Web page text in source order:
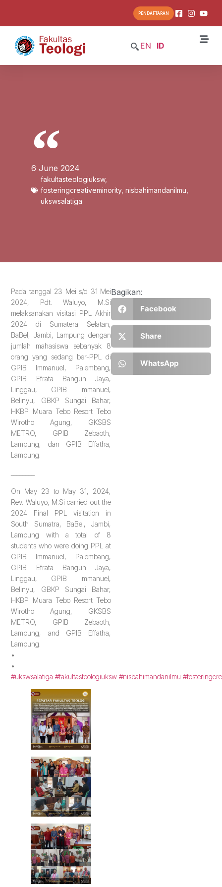
PENDAFTARAN
EN ID
6 June 2024
fakultasteologiuksw,
fosteringcreativeminority, nisbahimandanilmu
ukswsalatiga
Pada tanggal 23 Mei s/d 31 Mei
2024, Pdt. Waluyo, M.Si
melaksanakan visitasi PPL Akhir
2024 di Sumatera Selatan,
BaBel, Jambi, Lampung dengan
jumlah mahasiswa sebanyak 8
orang yang sedang ber-PPL di
GPIB Immanuel, Palembang,
GPIB Efrata Bangun Jaya,
Linggau, GPIB Immanuel,
Belinyu, GBKP Sungai Bahar,
HKBP Muara Tebo Resort Tebo
Wirotho Agung, GKSBS
METRO, GPIB Zebaoth,
Lampung, dan GPIB Effatha,
Lampung.
On May 23 to May 31, 2024,
Rev. Waluyo, M.Si carried out the
2024 Final PPL visitation in
South Sumatra, BaBel, Jambi,
Lampung with a total of 8
students who were doing PPL at
GPIB Immanuel, Palembang,
GPIB Efrata Bangun Jaya,
Linggau, GPIB Immanuel,
Belinyu, GBKP Sungai Bahar,
HKBP Muara Tebo Resort Tebo
Wirotho Agung, GKSBS
METRO, GPIB Zebaoth,
Lampung, and GPIB Effatha,
Lampung.
•
•
#ukswsalatiga #fakultasteologiuksw #nisbahimandanilmu
Bagikan:
Facebook
Share
WhatsApp